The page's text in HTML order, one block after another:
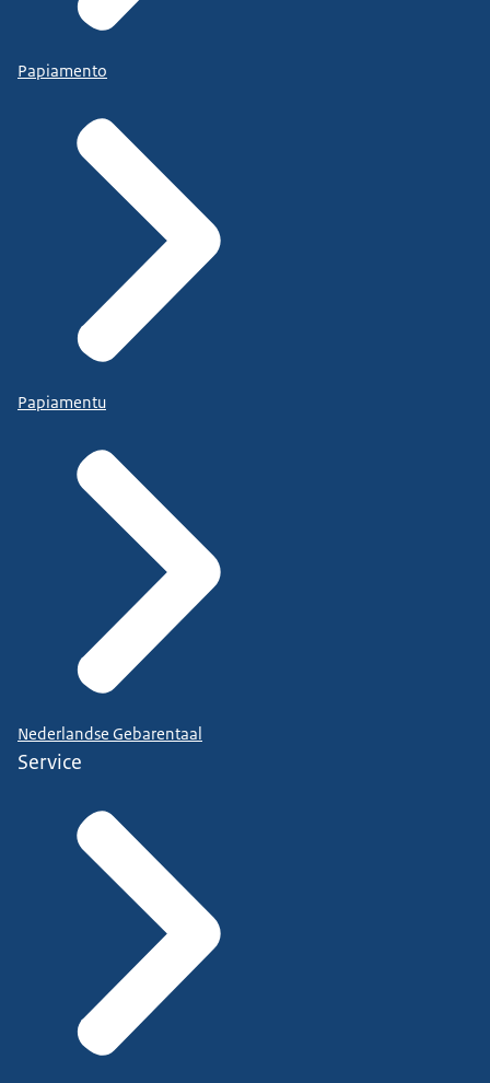
Papiamento
Papiamentu
Nederlandse Gebarentaal
Service